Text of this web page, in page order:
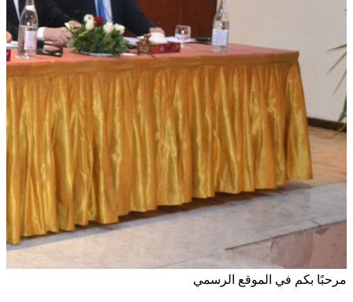
مرحبًا بكم في الموقع الرسمي